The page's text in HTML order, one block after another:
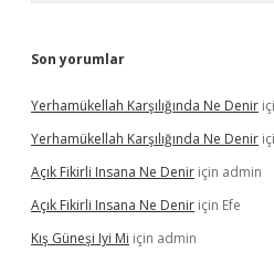
Son yorumlar
Yerhamükellah Karşılığında Ne Denir
Yerhamükellah Karşılığında Ne Denir
Açık Fikirli Insana Ne Denir için admin
Açık Fikirli Insana Ne Denir için Efe
Kış Güneşi Iyi Mi için admin